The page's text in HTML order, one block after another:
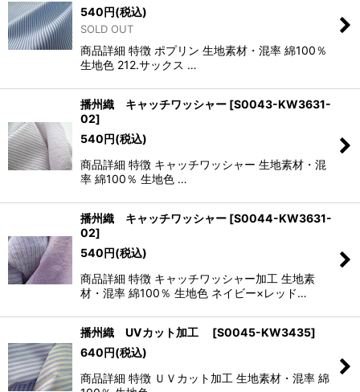
540円(税込)
SOLD OUT
商品詳細 特徴 ポプリン 生地素材・混率 綿100％
生地色 212.サックス …
播州織 キャッチワッシャー [S0043-KW3631-
02]
540円(税込)
商品詳細 特徴 キャッチワッシャー 生地素材・混
率 綿100％ 生地色 …
播州織 キャッチワッシャー [S0044-KW3631-
02]
540円(税込)
商品詳細 特徴 キャッチワッシャー加工 生地素
材・混率 綿100％ 生地色 ネイビー×レッド…
播州織 UVカット加工 [S0045-KW3435]
640円(税込)
商品詳細 特徴 ＵＶカット加工 生地素材・混率 綿